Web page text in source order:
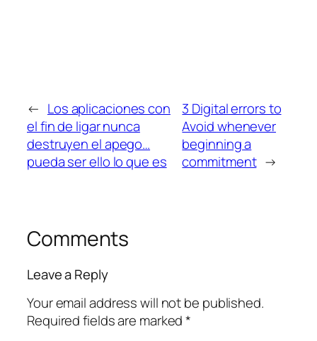
← Los aplicaciones con
el fin de ligar nunca
destruyen el apego…
pueda ser ello lo que es
3 Digital errors to
Avoid whenever
beginning a
commitment →
Comments
Leave a Reply
Your email address will not be published.
Required fields are marked*